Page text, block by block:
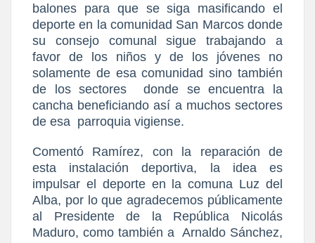
balones para que se siga masificando el
deporte en la comunidad San Marcos donde
su consejo comunal sigue trabajando a
favor de los niños y de los jóvenes no
solamente de esa comunidad sino también
de los sectores
donde se encuentra la
cancha beneficiando así a muchos sectores
de esa parroquia vigiense.
Comentó Ramírez, con la reparación de
esta instalación deportiva, la idea es
impulsar el deporte en la comuna Luz del
Alba, por lo que agradecemos públicamente
al Presidente de la República Nicolás
Maduro, como también a Arnaldo Sánchez,